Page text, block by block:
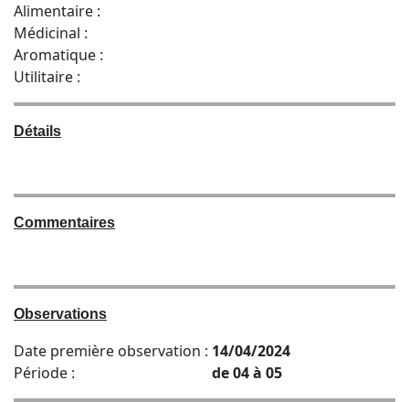
Alimentaire :
Médicinal :
Aromatique :
Utilitaire :
Détails
Commentaires
Observations
Date première observation : 14/04/2024
Période :
de 04 à 05